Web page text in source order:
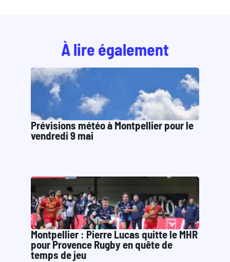
À lire également
Prévisions météo à Montpellier pour le
vendredi 9 mai
Montpellier : Pierre Lucas quitte le MHR
pour Provence Rugby en quête de
temps de jeu